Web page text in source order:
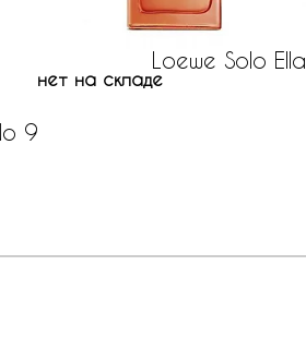
9
Loewe Solo Ella
нет на складе